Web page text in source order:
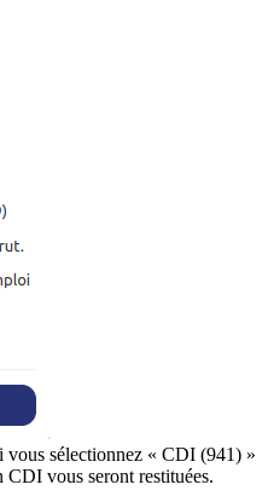
vous sélectionnez « CDI (941) »
CDI vous seront restituées.